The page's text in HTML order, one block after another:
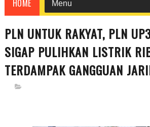
HOME
PLN UNTUK RAKYAT, PLN
SIGAP PULIHKAN LISTRIK
TERDAMPAK GANGGUAN